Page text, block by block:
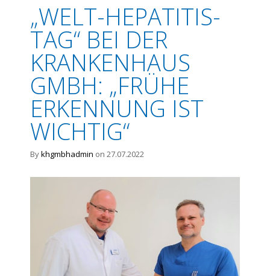
„WELT-HEPATITIS-
TAG“ BEI DER
KRANKENHAUS
GMBH: „FRÜHE
ERKENNUNG IST
WICHTIG“
Bykhgmbhadmin on 27.07.2022